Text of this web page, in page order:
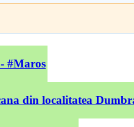
#Maros
din localitatea